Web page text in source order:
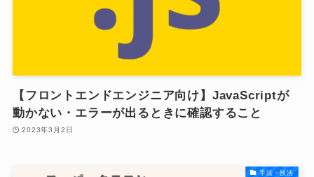
【フロントエンドエンジニア向け】JavaScriptが
動かない・エラーが出るときに確認すること
2023年3月2日
手法・技法